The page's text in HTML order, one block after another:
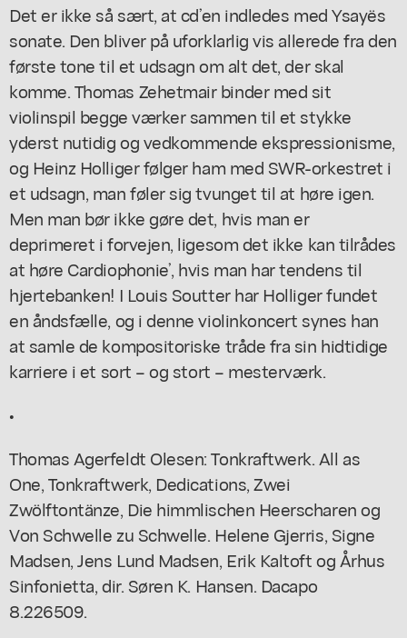
Det er ikke så sært, at cd’en indledes med Ysayës
sonate. Den bliver på uforklarlig vis allerede fra den
første tone til et udsagn om alt det, der skal
komme. Thomas Zehetmair binder med sit
violinspil begge værker sammen til et stykke
yderst nutidig og vedkommende ekspressionisme,
og Heinz Holliger følger ham med SWR-orkestret i
et udsagn, man føler sig tvunget til at høre igen.
Men man bør ikke gøre det, hvis man er
deprimeret i forvejen, ligesom det ikke kan tilrådes
at høre Cardiophonie’, hvis man har tendens til
hjertebanken! I Louis Soutter har Holliger fundet
en åndsfælle, og i denne violinkoncert synes han
at samle de kompositoriske tråde fra sin hidtidige
karriere i et sort – og stort – mesterværk.
•
Thomas Agerfeldt Olesen:Tonkraftwerk. All as
One, Tonkraftwerk, Dedications, Zwei
Zwölftontänze, Die himmlischen Heerscharenog
Von Schwelle zu Schwelle. Helene Gjerris, Signe
Madsen, Jens Lund Madsen, Erik Kaltoft og Århus
Sinfonietta, dir. Søren K. Hansen. Dacapo
8.226509.